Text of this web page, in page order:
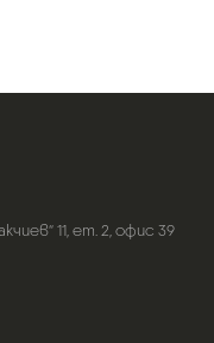
11, ет. 2, офис 39